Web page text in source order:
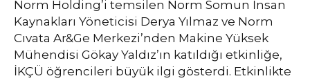
Norm Holding’i temsilen Norm Somun İnsan
Kaynakları Yöneticisi Derya Yılmaz ve Norm
Cıvata Ar&Ge Merkezi’nden Makine Yüksek
Mühendisi Gökay Yaldız’ın katıldığı etkinliğe,
İKÇÜ öğrencileri büyük ilgi gösterdi. Etkinlikte